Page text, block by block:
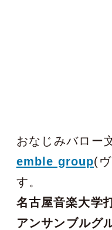
おなじみバロー
emble group(
す。
名古屋音楽大学
アンサンブルグ